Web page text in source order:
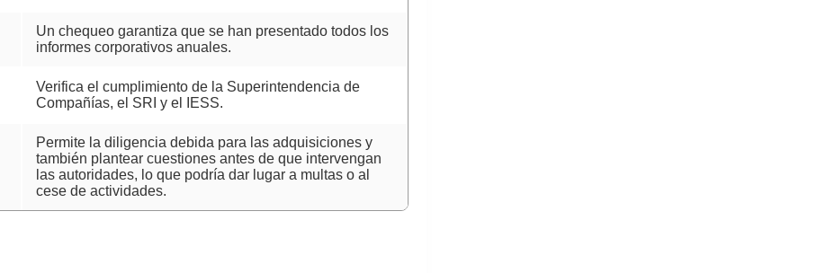
Un chequeo garantiza que se han presentado todos los
informes corporativos anuales.
Verifica el cumplimiento de la Superintendencia de
Compañías, el SRI y el IESS.
Permite la diligencia debida para las adquisiciones y
también plantear cuestiones antes de que intervengan
las autoridades, lo que podría dar lugar a multas o al
cese de actividades.